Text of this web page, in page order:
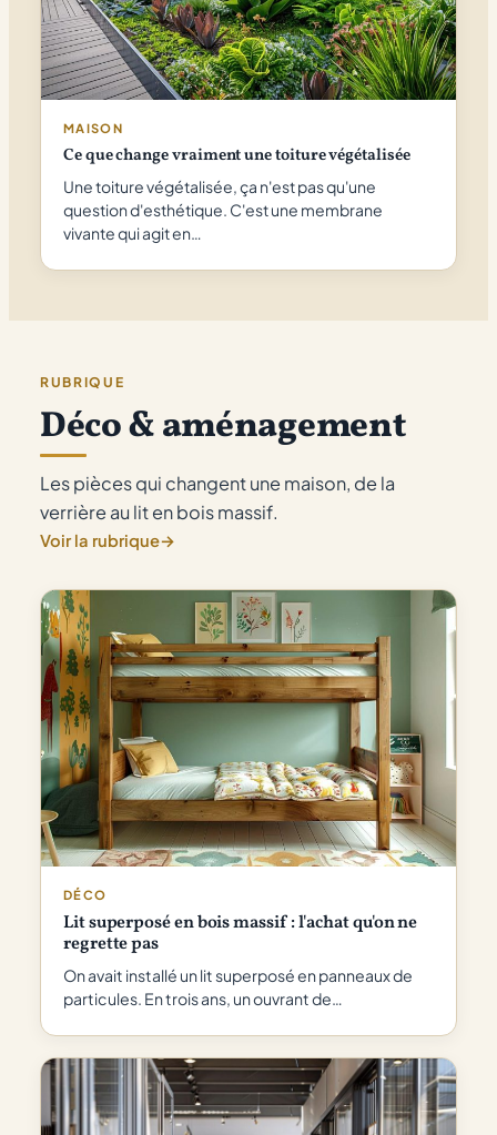
MAISON
Ce que change vraiment une toiture végétalisée
Une toiture végétalisée, ça n'est pas qu'une
question d'esthétique. C'est une membrane
vivante qui agit en…
RUBRIQUE
Déco & aménagement
Les pièces qui changent une maison, de la
verrière au lit en bois massif.
Voir la rubrique→
DÉCO
Lit superposé en bois massif : l'achat qu'on ne
regrette pas
On avait installé un lit superposé en panneaux de
particules. En trois ans, un ouvrant de…